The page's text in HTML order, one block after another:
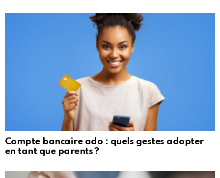
Compte bancaire ado : quels gestes adopter
en tant que parents ?